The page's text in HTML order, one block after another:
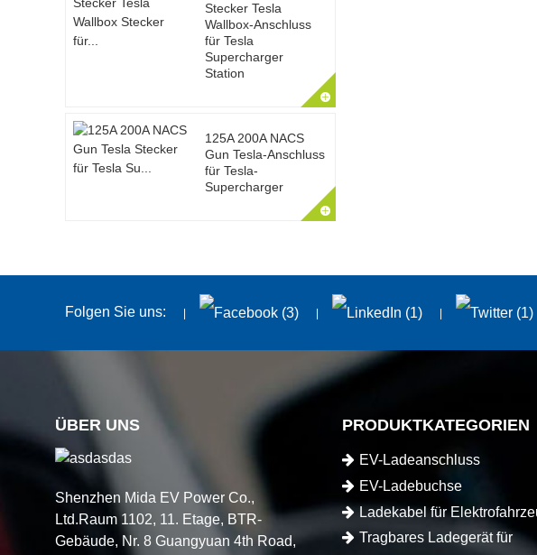
Stecker Tesla
Wallbox-Anschluss
für Tesla
Supercharger
Station
125A 200A NACS
Gun Tesla-Anschluss
für Tesla-
Supercharger
Folgen Sie uns:
ÜBER UNS
Shenzhen Mida EV Power Co.,
Ltd.Raum 1102, 11. Etage, BTR-
Gebäude, Nr. 8 Guangyuan 4th Road,
PRODUKTKATEGORIEN
EV-Ladeanschluss
EV-Ladebuchse
Ladekabel für
Tragbares Ladegerät für